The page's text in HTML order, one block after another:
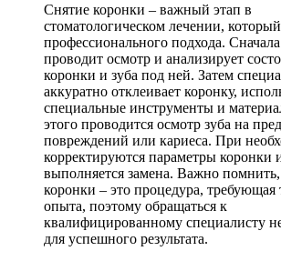
Снятие коронки – важный этап в
стоматологическом лечении, который
профессионального подхода.
проводит осмотр и анализирует
коронки и зуба под ней. Затем
аккуратно отклеивает коронку,
специальные инструменты и
этого проводится осмотр зуба на
повреждений или кариеса. При
корректируются параметры коронки
выполняется замена. Важно помнить,
коронки – это процедура, требующая
опыта, поэтому обращаться к
квалифицированному специалисту
для успешного результата.